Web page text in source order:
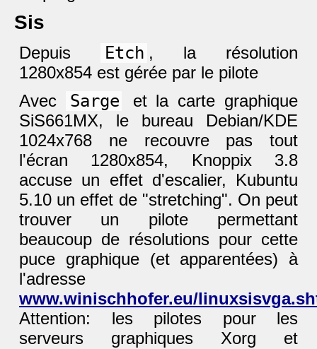
Sis
Depuis Etch , la résolution
1280x854 est gérée par le pilote
Avec
Sarge
et la carte graphique
SiS661MX, le bureau Debian/KDE
1024x768 ne recouvre pas tout
l'écran 1280x854, Knoppix 3.8
accuse un effet d'escalier, Kubuntu
5.10 un effet de "stretching". On peut
trouver un pilote permettant
beaucoup de résolutions pour cette
puce graphique (et apparentées) à
l'adresse
www.winischhofer.eu/
Attention: les pilotes pour les
serveurs graphiques Xorg et